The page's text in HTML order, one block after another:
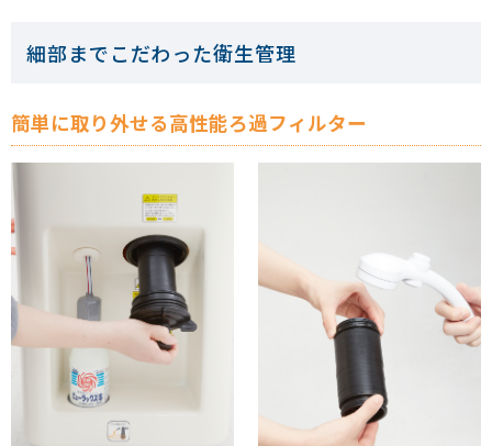
細部までこだわった衛生管理
簡単に取り外せる高性能ろ過フィルター